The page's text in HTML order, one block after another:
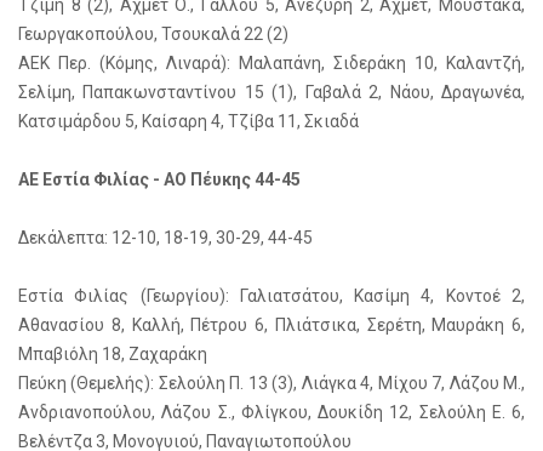
Τζίμη 8 (2), Αχμέτ Ο., Γάλλου 5, Ανεζύρη 2, Αχμέτ, Μουστάκα,
Γεωργακοπούλου, Τσουκαλά 22 (2)
ΑΕΚ Περ. (Κόμης, Λιναρά): Μαλαπάνη, Σιδεράκη 10, Καλαντζή,
Σελίμη, Παπακωνσταντίνου 15 (1), Γαβαλά 2, Νάου, Δραγωνέα,
Κατσιμάρδου 5, Καίσαρη 4, Τζίβα 11, Σκιαδά
ΑΕ Εστία Φιλίας - ΑΟ Πέυκης 44-45
Δεκάλεπτα: 12-10, 18-19, 30-29, 44-45
Εστία Φιλίας (Γεωργίου): Γαλιατσάτου, Κασίμη 4, Κοντοέ 2,
Αθανασίου 8, Καλλή, Πέτρου 6, Πλιάτσικα, Σερέτη, Μαυράκη 6,
Μπαβιόλη 18, Ζαχαράκη
Πεύκη (Θεμελής): Σελούλη Π. 13 (3), Λιάγκα 4, Μίχου 7, Λάζου Μ.,
Ανδριανοπούλου, Λάζου Σ., Φλίγκου, Δουκίδη 12, Σελούλη Ε. 6,
Βελέντζα 3, Μονογυιού, Παναγιωτοπούλου